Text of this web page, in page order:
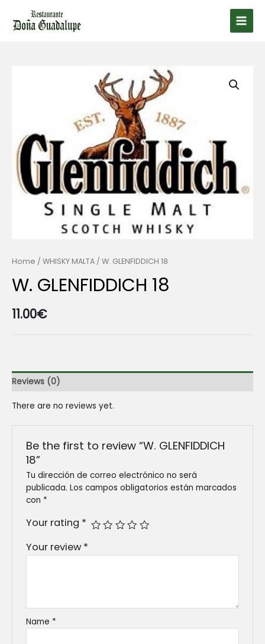
contenido
Main
Home / WHISKY MALTA / W. GLENFIDDICH 18
W. GLENFIDDICH 18
11.00€
Reviews (0)
There are no reviews yet.
Be the first to review “W. GLENFIDDICH
18”
Tu dirección de correo electrónico no será
publicada. Los campos obligatorios están marcados
con *
Your rating *
Your review *
Name *